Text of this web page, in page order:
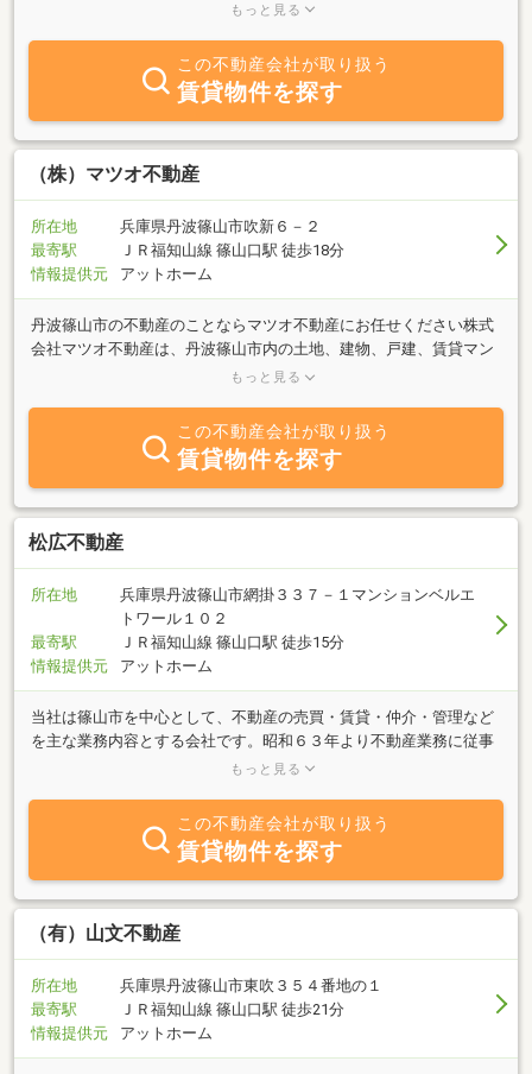
きめ細かいサービスのできる地域密着の不動産業者として「売りた
応させていただいております。物件を探しに丹波篠山にお越しの際
にはまず当社へお立ち寄り下さいませ。
もっと見る
この不動産会社が取り扱う
賃貸物件を探す
（株）マツオ不動産
所在地
兵庫県丹波篠山市吹新６－２
最寄駅
ＪＲ福知山線 篠山口駅 徒歩18分
情報提供元
アットホーム
丹波篠山市の不動産のことならマツオ不動産にお任せください株式
会社マツオ不動産は、丹波篠山市内の土地、建物、戸建、賃貸マン
ション、アパートの管理、空き地・空き家の有効活用のご提案、売
す。丹波篠山へ移住、丹波篠山でマイホームを建築、丹波篠山で田
舎暮らし、テレワーク、リモートワークを考え新築、古民家等を検
討される際はぜひ一度お声がけくださいませ。丹波篠山のおすすめ
物件をご紹介させていただきます。また、丹波篠山にご利用予定の
無い土地や建物をお持ちでしたらぜひ一度ご相談くださいませ。丹
波篠山市内の不動産については売却の査定、賃貸で貸された場合の
タッフがご説明させていただくよう心がけております。何かの折に
はぜひお声掛けいただければ幸いです。
もっと見る
この不動産会社が取り扱う
賃貸物件を探す
松広不動産
所在地
兵庫県丹波篠山市網掛３３７－１マンションベルエ
トワール１０２
最寄駅
ＪＲ福知山線 篠山口駅 徒歩15分
情報提供元
アットホーム
当社は篠山市を中心として、不動産の売買・賃貸・仲介・管理など
を主な業務内容とする会社です。昭和６３年より不動産業務に従事
し平成１１年より篠山で営業活動を行なってきた経験を基にお客様
何でもお気軽にご相談ください。
もっと見る
この不動産会社が取り扱う
賃貸物件を探す
（有）山文不動産
所在地
兵庫県丹波篠山市東吹３５４番地の１
最寄駅
ＪＲ福知山線 篠山口駅 徒歩21分
情報提供元
アットホーム